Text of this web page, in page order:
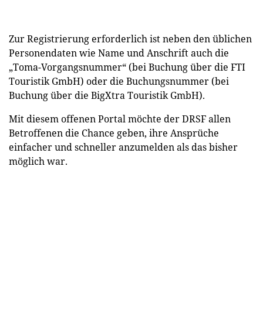
Zur Registrierung erforderlich ist neben den üblichen
Personendaten wie Name und Anschrift auch die
„Toma-Vorgangsnummer“ (bei Buchung über die FTI
Touristik GmbH) oder die Buchungsnummer (bei
Buchung über die BigXtra Touristik GmbH).
Mit diesem offenen Portal möchte der DRSF allen
Betroffenen die Chance geben, ihre Ansprüche
einfacher und schneller anzumelden als das bisher
möglich war.